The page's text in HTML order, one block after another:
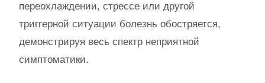
переохлаждении, стрессе или другой
триггерной ситуации болезнь обостряется,
демонстрируя весь спектр неприятной
симптоматики.